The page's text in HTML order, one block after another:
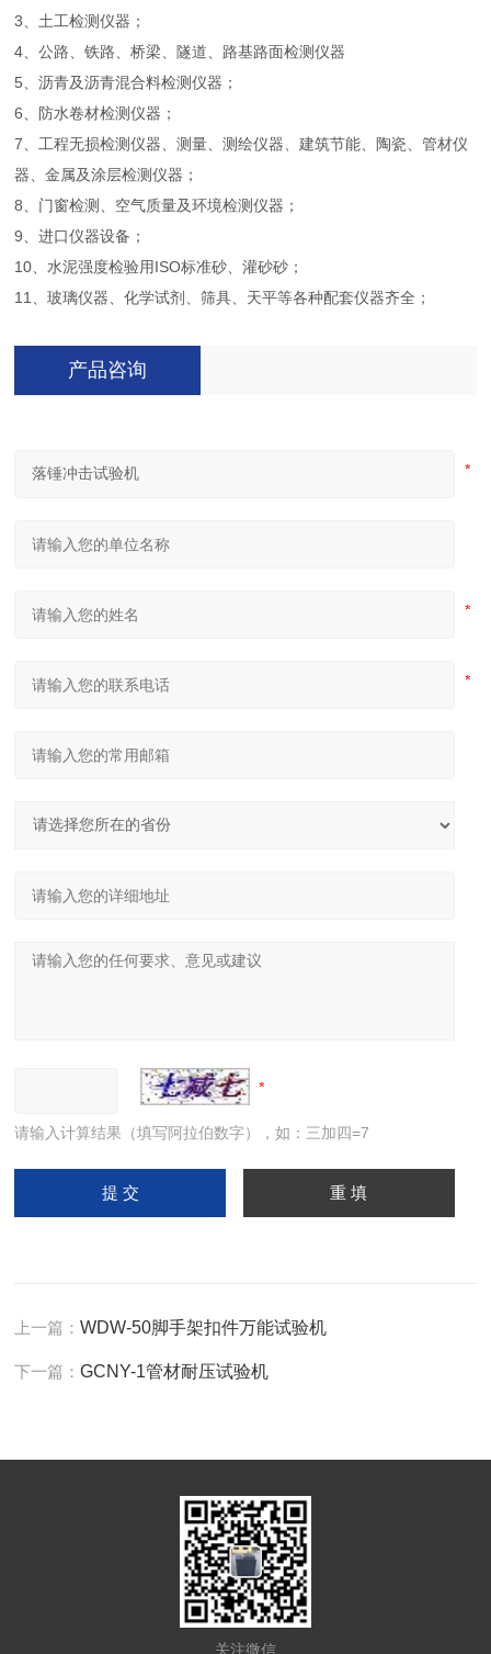
3、土工检测仪器；
4、公路、铁路、桥梁、隧道、路基路面检测仪器
5、沥青及沥青混合料检测仪器；
6、防水卷材检测仪器；
7、工程无损检测仪器、测量、测绘仪器、建筑节能、陶瓷、管材仪
器、金属及涂层检测仪器；
8、门窗检测、空气质量及环境检测仪器；
9、进口仪器设备；
10、水泥强度检验用ISO标准砂、灌砂砂；
11、玻璃仪器、化学试剂、筛具、天平等各种配套仪器齐全；
产品咨询
请输入计算结果（填写阿拉伯数字），如：三加四=7
上一篇：WDW-50脚手架扣件万能试验机
下一篇：GCNY-1管材耐压试验机
关注微信